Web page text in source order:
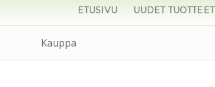
ETUSIVU UUDET TUOTTEET
Kauppa